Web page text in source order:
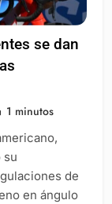
se dan
1 minutos
su
de
en ángulo